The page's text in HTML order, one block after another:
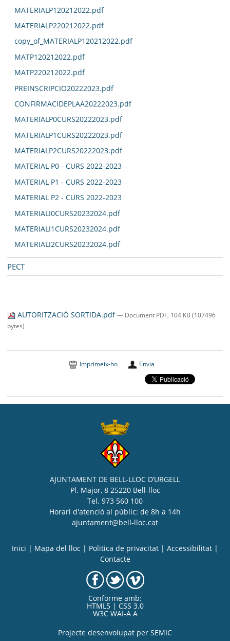
MATERIALP120212022.pdf
MATERIALP220212022.pdf
copy_of_MATERIALP120212022.pdf
MATP120212022.pdf
MATP220212022.pdf
PREINSCRIPCIO20222023.pdf
CONFIRMACIDEPLAA20222023.pdf
MATERIALP0CURS20222023.pdf
MATERIALP1CURS20222023.pdf
MATERIALP2CURS20222023.pdf
MATERIAL P0 - CURS 2022-2023
MATERIAL P1 - CURS 2022-2023
MATERIAL P2 - CURS 2022-2023
MATERIALI0CURS20232024.pdf
MATERIALI1CURS20232024.pdf
MATERIALI2CURS20232024.pdf
PECT
AUTORITZACIÓ SORTIDA.pdf— Document PDF, 104 KB (107496
bytes)
Imprimeix-ho Envia
AJUNTAMENT DE BELL-LLOC D’URGELL
Pl. Major, 8 25220 Bell-lloc
Tel. 973 560 100
Horari d'atenció al públic: de 8h a 14h
ajuntament@bell-lloc.cat
Inici Mapa del lloc Politica de privacitat Accessibilitat
Contacte
Conforme amb:
HTML5 | CSS 3.0
W3C WAI-A A
Projecte desenvolupat per SEMIC